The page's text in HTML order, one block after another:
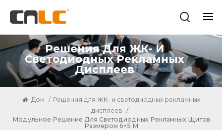
Решения Для ЖК- И
Светодиодных Рекламных
Дисплеев
Дом / Решения для ЖК- и светодиодных рекламных
дисплеев /
Модульное Решение Для Светодиодных Рекламных Щитов
Размером 6×5 М